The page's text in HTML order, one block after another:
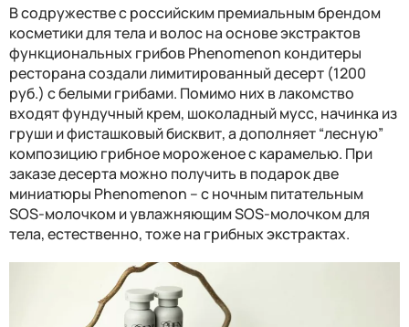
В содружестве с российским премиальным брендом
косметики для тела и волос на основе экстрактов
функциональных грибовPhenomenon кондитеры
ресторана создали лимитированный десерт (1200
руб.) с белыми грибами. Помимо них в лакомство
входят фундучный крем, шоколадный мусс, начинка из
груши и фисташковый бисквит, а дополняет “лесную”
композицию грибное мороженое с карамелью. При
заказе десерта можно получить в подарок две
миниатюры Phenomenon – с ночным питательным
SOS-молочком и увлажняющимSOS-молочком для
тела, естественно, тоже на грибных экстрактах.